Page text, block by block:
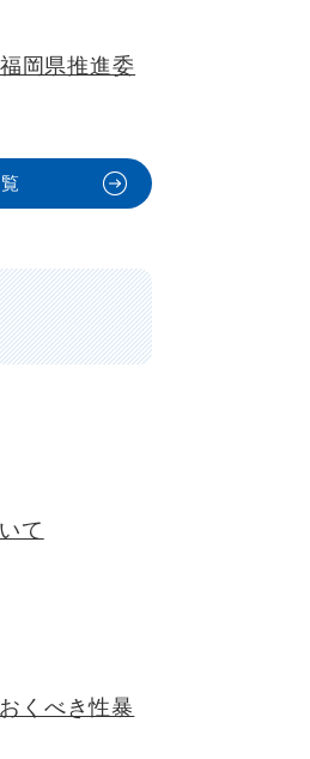
岡県推進委
て
くべき性暴